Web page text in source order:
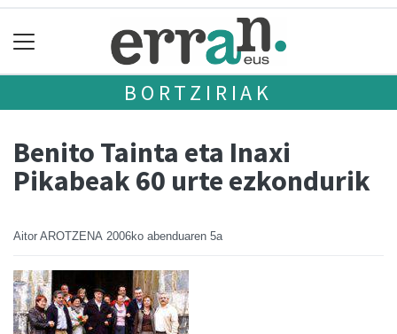
BORTZIRIAK
Benito Tainta eta Inaxi
Pikabeak 60 urte ezkondurik
Aitor AROTZENA 2006ko abenduaren 5a